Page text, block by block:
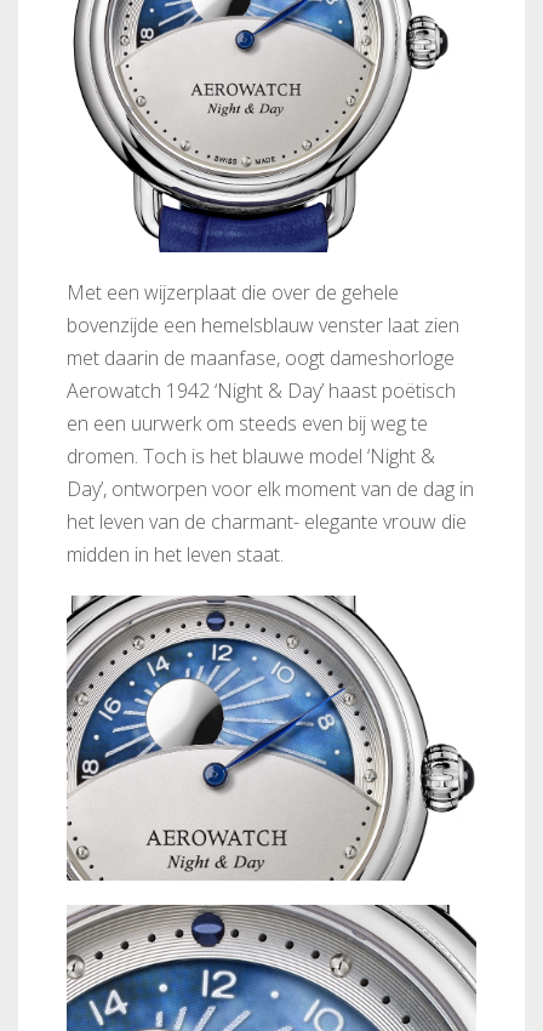
Met een wijzerplaat die over de gehele
bovenzijde een hemelsblauw venster laat zien
met daarin de maanfase, oogt dameshorloge
Aerowatch 1942 ‘Night & Day’ haast poëtisch
en een uurwerk om steeds even bij weg te
dromen. Toch is het blauwe model ‘Night &
Day’, ontworpen voor elk moment van de dag in
het leven van de charmant- elegante vrouw die
midden in het leven staat.